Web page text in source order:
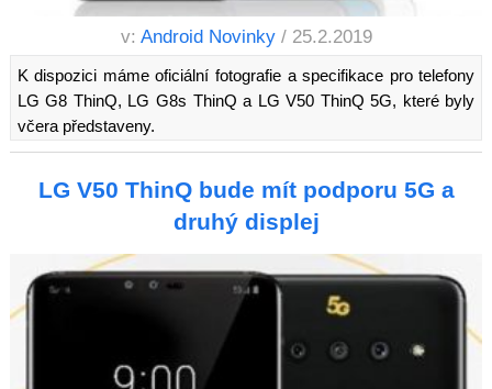
v: Android Novinky / 25.2.2019
K dispozici máme oficiální fotografie a specifikace pro telefony
LG G8 ThinQ, LG G8s ThinQ a LG V50 ThinQ 5G, které byly
včera představeny.
LG V50 ThinQ bude mít podporu 5G a
druhý displej